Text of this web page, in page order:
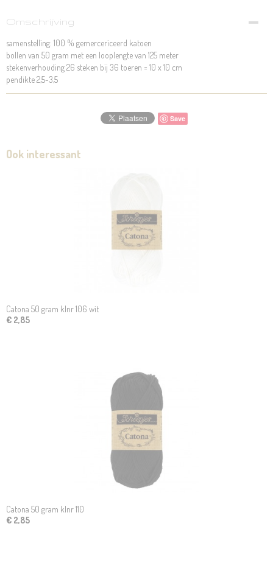
Omschrijving
samenstelling: 100 % gemercericeerd katoen
bollen van 50 gram met een looplengte van 125 meter
stekenverhouding 26 steken bij 36 toeren = 10 x 10 cm
pendikte 2,5-3,5
Save
Ook interessant
Catona 50 gram klnr 106 wit
€ 2,85
Catona 50 gram klnr 110
€ 2,85